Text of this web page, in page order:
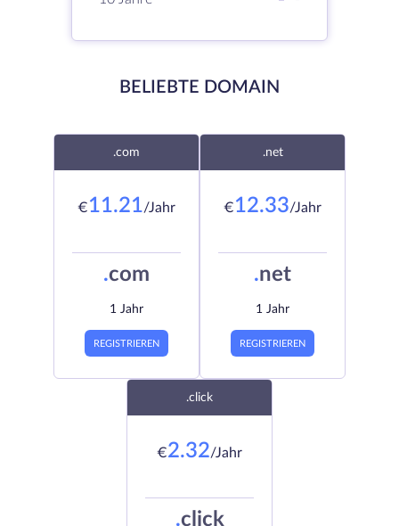
BELIEBTE DOMAIN
.com
€11.21/Jahr
.com
1 Jahr
REGISTRIEREN
.net
€12.33/Jahr
.net
1 Jahr
REGISTRIEREN
.click
€2.32/Jahr
.click